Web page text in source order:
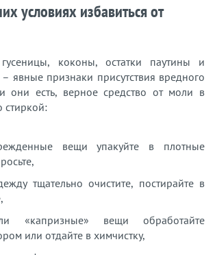
условиях избавиться от
коконы, остатки паутины и
явные признаки присутствия вредного
они есть, верное средство от моли в
стиркой:
вещи упакуйте в плотные
тщательно очистите, постирайте в
«капризные» вещи обработайте
или отдайте в химчистку,